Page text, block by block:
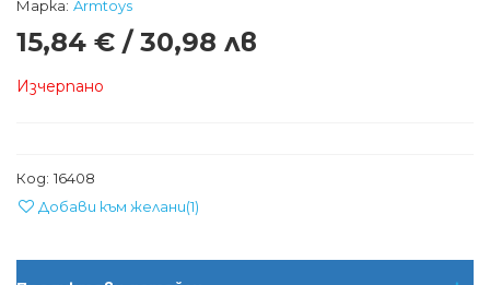
Марка: Armtoys
15,84 € / 30,98 лв
Изчерпано
Код: 16408
Добави към желани(1)